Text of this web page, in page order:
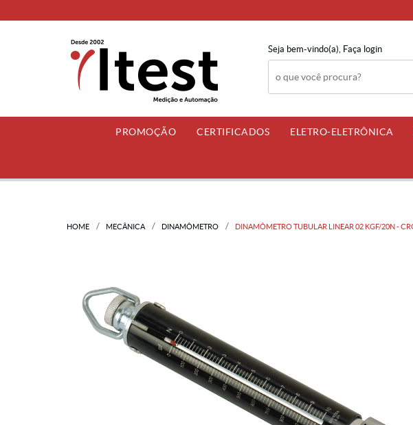
Seja bem-vindo(a), Faça login
PROMOÇÃO CERTIFICADOS ELETRO-ELETRÔNICA
HOME MECÂNICA DINAMÔMETRO DINAMÔMETRO TUBULAR LINEAR 02 KGF/20N -